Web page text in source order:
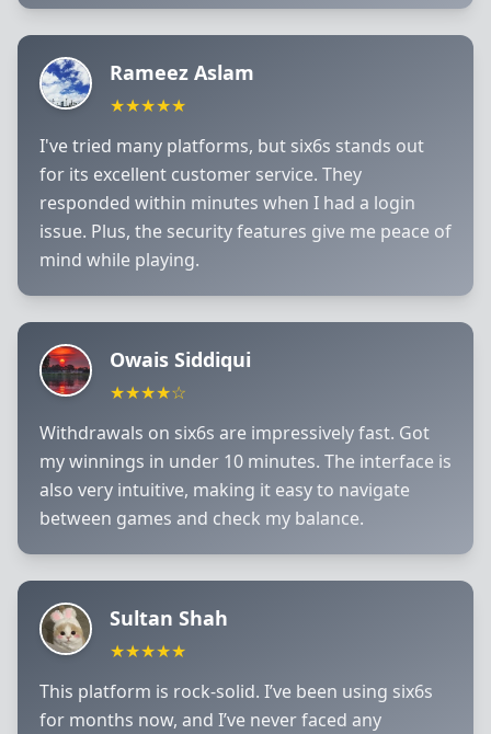
Rameez Aslam
★★★★★
I've tried many platforms, but six6s stands out
for its excellent customer service. They
responded within minutes when I had a login
issue. Plus, the security features give me peace of
mind while playing.
Owais Siddiqui
★★★★☆
Withdrawals on six6s are impressively fast. Got
my winnings in under 10 minutes. The interface is
also very intuitive, making it easy to navigate
between games and check my balance.
Sultan Shah
★★★★★
This platform is rock-solid. I’ve been using six6s
for months now, and I’ve never faced any